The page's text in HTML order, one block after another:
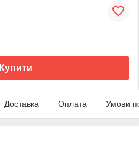
Купити
Доставка Оплата Умови